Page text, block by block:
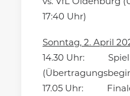
vs. VfL Oldenburg
17:40 Uhr)
Sonntag, 2. April
14.30 Uhr: Spiel
17.05 Uhr: